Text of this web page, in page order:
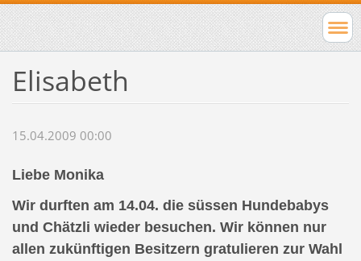
Elisabeth
15.04.2009 00:00
Liebe Monika
Wir durften am 14.04. die süssen Hundebabys
und Chätzli wieder besuchen. Wir können nur
allen zukünftigen Besitzern gratulieren zur Wahl